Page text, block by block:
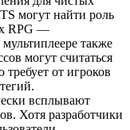
могут найти роль
RPG —
также
могут считаться
от игроков
всплывают
Хотя разработчики